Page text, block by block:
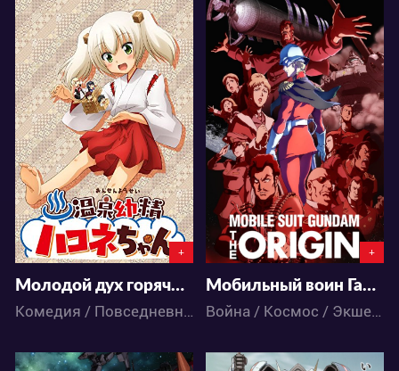
2964
0 0
+
Молодой дух горячих источников Хаконе-тян
Комедия / Повседневность / Аниме
6161
0 9
+
Мобильный воин Гандам: Происхождение
Война / Космос / Экшен / Меха / Сёнэн / Фантастика / Аниме